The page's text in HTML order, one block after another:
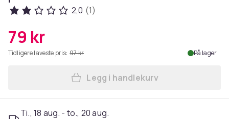
2,0 (1)
79 kr
Tidligere laveste pris: 97 kr På lager
Legg Justerbar
Legg i handlekurv
Ti., 18 aug. - to., 20 aug.